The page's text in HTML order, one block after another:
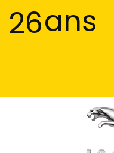
26ans